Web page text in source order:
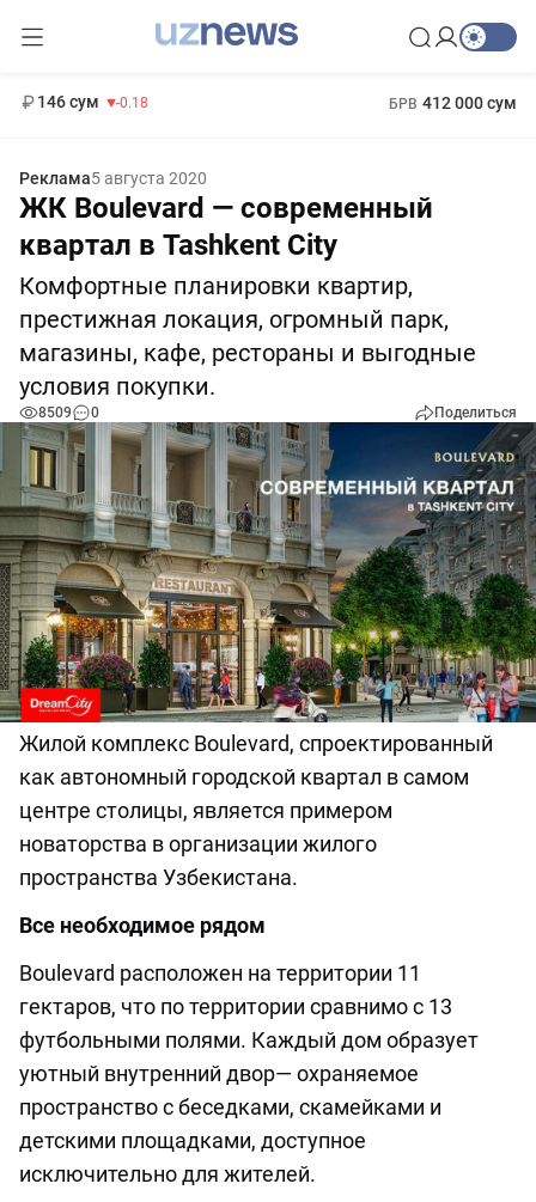
146 сум -0.18 БРВ 412 000 сум
Реклама5 августа 2020
ЖК Boulevard — современный
квартал в Tashkent City
Комфортные планировки квартир,
престижная локация, огромный парк,
магазины, кафе, рестораны и выгодные
условия покупки.
8509 0 Поделиться
Жилой комплекс Boulevard, спроектированный
как автономный городской квартал в самом
центре столицы, является примером
новаторства в организации жилого
пространства Узбекистана.
Все необходимое рядом
Boulevard расположен на территории 11
гектаров, что по территории сравнимо с 13
футбольными полями. Каждый дом образует
уютный внутренний двор— охраняемое
пространство с беседками, скамейками и
детскими площадками, доступное
исключительно для жителей.